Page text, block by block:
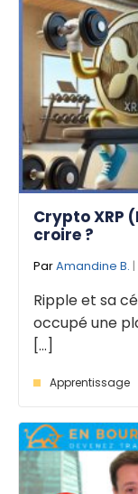
Crypto XRP
croire ?
ParAmandine B.
Ripple et sa
occupé une
[...]
Apprentissage